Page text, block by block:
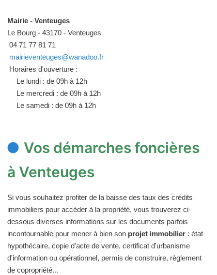
Mairie - Venteuges
Le Bourg - 43170 - Venteuges
04 71 77 81 71
mairieventeuges@wanadoo.fr
Horaires d'ouverture :
Le lundi : de 09h à 12h
Le mercredi : de 09h à 12h
Le samedi : de 09h à 12h
Vos démarches foncières
à Venteuges
Si vous souhaitez profiter de la baisse des taux des crédits
immobiliers pour accéder à la propriété, vous trouverez ci-
dessous diverses informations sur les documents parfois
incontournable pour mener à bien son projet immobilier : état
hypothécaire, copie d'acte de vente, certificat d'urbanisme
d'information ou opérationnel, permis de construire, règlement
de copropriété...